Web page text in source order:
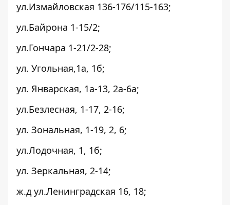
ул.Измайловская 136-176/115-163;
ул.Байрона 1-15/2;
ул.Гончара 1-21/2-28;
ул. Угольная,1а, 1б;
ул. Январская, 1а-13, 2а-6а;
ул.Безлесная, 1-17, 2-16;
ул. Зональная, 1-19, 2, 6;
ул.Лодочная, 1, 1б;
ул. Зеркальная, 2-14;
ж.д ул.Ленинградская 16, 18;